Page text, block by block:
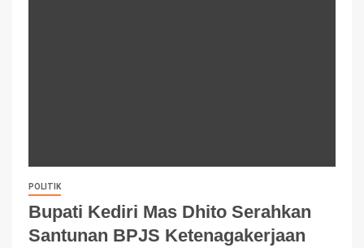
POLITIK
Bupati Kediri Mas Dhito Serahkan
Santunan BPJS Ketenagakerjaan